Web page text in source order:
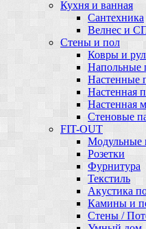
Кухня и ванная
Сантехника
Велнес и
Стены и пол
Ковры и
Напольные
Настенные
Настенная
Настенная
Стеновые
FIT-OUT
Модульные
Розетки
Фурнитура
Текстиль
Акустика
Камины и
Стены /